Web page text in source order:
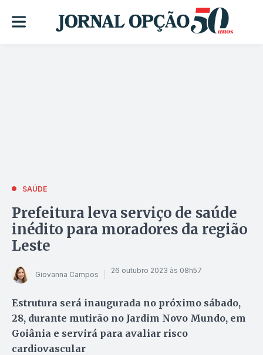
SAÚDE
Prefeitura leva serviço de saúde
inédito para moradores da região
Leste
Giovanna Campos 26 outubro 2023 às 08h57
Estrutura será inaugurada no próximo sábado,
28, durante mutirão no Jardim Novo Mundo, em
Goiânia e servirá para avaliar risco
cardiovascular